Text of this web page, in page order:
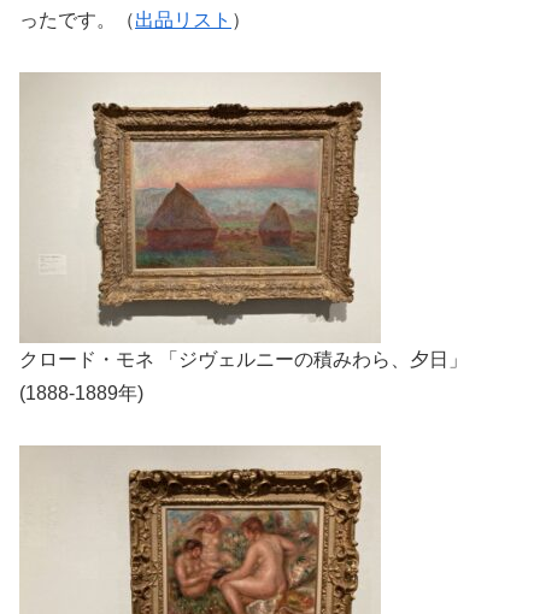
ったです。（出品リスト ）
クロード・モネ 「ジヴェルニーの積みわら、夕日」
(1888-1889年)